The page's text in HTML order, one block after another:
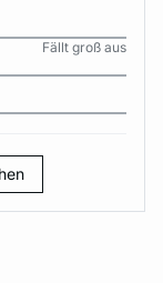
Fällt groß aus